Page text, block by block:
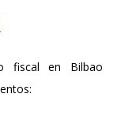
fiscal en Bilbao